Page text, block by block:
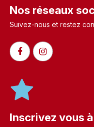
Nos réseaux
Suivez-nous et restez
Inscrivez vous